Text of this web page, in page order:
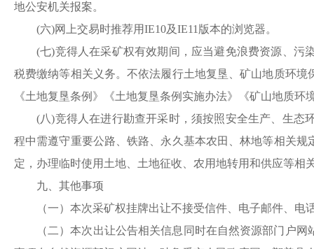
地公安机关报案。
(六)网上交易时推荐用IE10及IE11版本的浏览器。
(七)竞得人在采矿权有效期间，应当避免浪费资源、污
税费缴纳等相关义务。不依法履行土地复垦、矿山地质环
《土地复垦条例》《土地复垦条例实施办法》《矿山地质
(八)竞得人在进行勘查开采时，须按照安全生产、生态
程中需遵守重要公路、铁路、永久基本农田、林地等相关
定，办理临时使用土地、土地征收、农用地转用和供应等
九、其他事项
（一）本次采矿权挂牌出让不接受信件、电子邮件、电
（二）本次出让公告相关信息同时在自然资源部门户